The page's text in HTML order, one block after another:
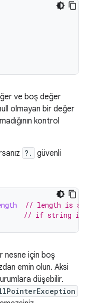
ve boş değer
olmayan bir değer
kontrol
?.
güvenli
// length is a
// if string is
nesne için boş
emin olun. Aksi
düşebilir.